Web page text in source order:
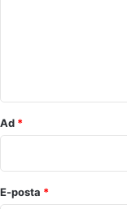
Ad *
E-posta *